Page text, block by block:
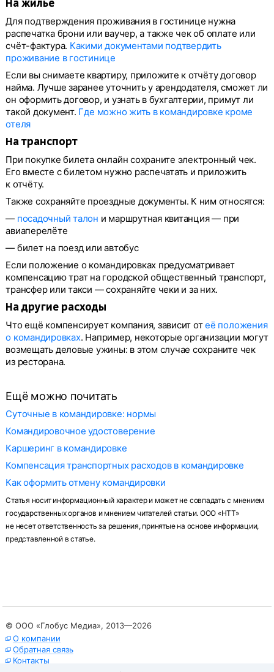
На жильё
Для подтверждения проживания в гостинице нужна
распечатка брони или ваучер, а также чек об оплате или
счёт-фактура. Какими документами подтвердить
проживание в гостинице
Если вы снимаете квартиру, приложите к отчёту договор
найма. Лучше заранее уточнить у арендодателя, сможет ли
он оформить договор, и узнать в бухгалтерии, примут ли
такой документ. Где можно жить в командировке кроме
отеля
На транспорт
При покупке билета онлайн сохраните электронный чек.
Его вместе с билетом нужно распечатать и приложить
к отчёту.
Также сохраняйте проездные документы. К ним относятся:
— посадочный талон и маршрутная квитанция — при
авиаперелёте
— билет на поезд или автобус
Если положение о командировках предусматривает
компенсацию трат на городской общественный транспорт,
трансфер или такси — сохраняйте чеки и за них.
На другие расходы
Что ещё компенсирует компания, зависит отеё положения
о командировках. Например, некоторые организации могут
возмещать деловые ужины: в этом случае сохраните чек
из ресторана.
Ещё можно почитать
Суточные в командировке: нормы
Командировочное удостоверение
Каршеринг в командировке
Компенсация транспортных расходов в командировке
Как оформить отмену командировки
Статья носит информационный характер и может не совпадать с мнением
государственных органов и мнением читателей статьи. ООО «НТТ»
не несет ответственность за решения, принятые на основе информации,
представленной в статье.
© ООО «Глобус Медиа», 2013—2026
О компании
Обратная связь
Контакты